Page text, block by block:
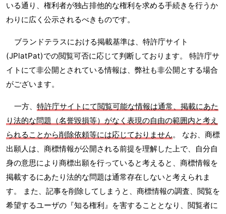
いる通り、権利者が独占排他的な権利を求める手続きを行うか
わりに広く公示されるべきものです。
ブランドテラスにおける掲載基準は、特許庁サイト
(JPlatPat)での閲覧可否に応じて判断しております。 特許庁サ
イトにて非公開とされている情報は、弊社も非公開とする場合
がございます。
一方、 特許庁サイトにて閲覧可能な情報は通常、掲載にあた
り法的な問題（名誉毀損等）がなく表現の自由の範囲内と考え
られることから削除依頼等には応じておりません。 なお、商標
出願人は、商標情報が公開される前提を理解した上で、自分自
身の意思により商標出願を行っていると考えると、商標情報を
掲載するにあたり法的な問題は通常存在しないと考えられま
す。 また、記事を削除してしまうと、商標情報の調査、閲覧を
希望するユーザの『知る権利』を害することとなり、閲覧者に